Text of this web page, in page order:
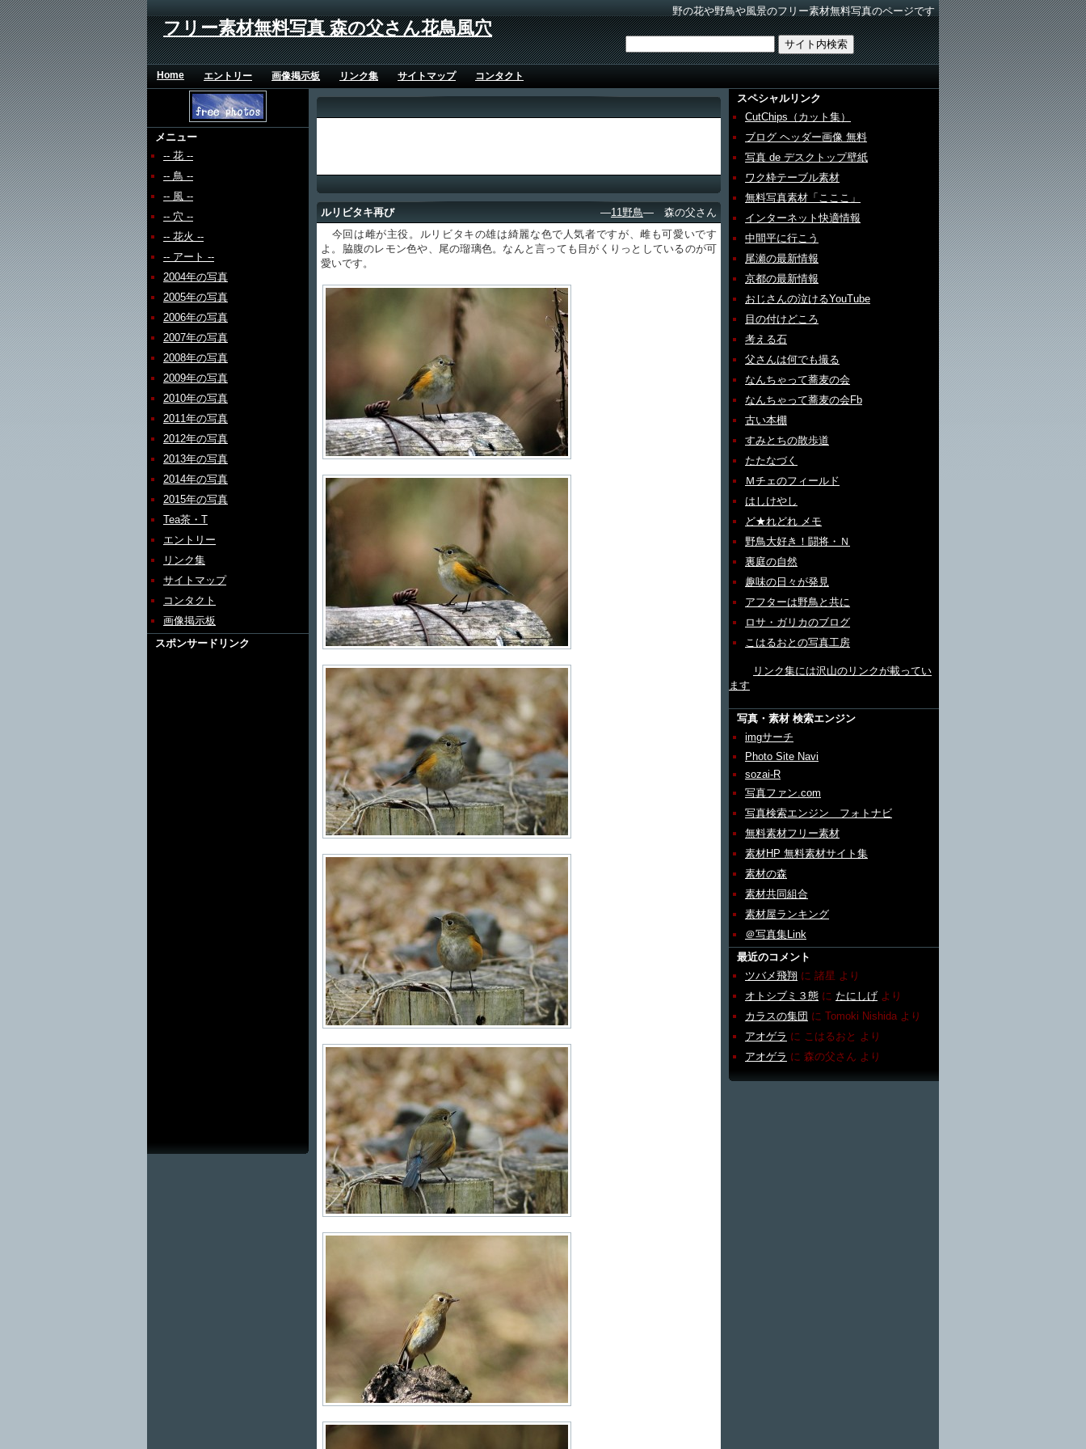
野の花や野鳥や風景のフリー素材無料写真のページです
フリー素材無料写真 森の父さん花鳥風穴
Home エントリー 画像掲示板 リンク集 サイトマップ コンタクト
メニュー
-- 花 --
-- 鳥 --
-- 風 --
-- 穴 --
-- 花火 --
-- アート --
2004年の写真
2005年の写真
2006年の写真
2007年の写真
2008年の写真
2009年の写真
2010年の写真
2011年の写真
2012年の写真
2013年の写真
2014年の写真
2015年の写真
Tea茶・T
エントリー
リンク集
サイトマップ
コンタクト
画像掲示板
スポンサードリンク
ルリビタキ再び ―11野鳥― 森の父さん
今回は雌が主役。ルリビタキの雄は綺麗な色で人気者ですが、雌も可愛いです
よ。脇腹のレモン色や、尾の瑠璃色。なんと言っても目がくりっとしているのが可
愛いです。
スペシャルリンク
CutChips（カット集）
ブログ ヘッダー画像 無料
写真 de デスクトップ壁紙
ワク枠テーブル素材
無料写真素材「こここ」
インターネット快適情報
中間平に行こう
尾瀬の最新情報
京都の最新情報
おじさんの泣けるYouTube
目の付けどころ
考える石
父さんは何でも撮る
なんちゃって蕎麦の会
なんちゃって蕎麦の会Fb
古い本棚
すみとちの散歩道
たたなづく
Ｍチェのフィールド
はしけやし
ど★れどれ メモ
野鳥大好き！闘将・Ｎ
裏庭の自然
趣味の日々が発見
アフターは野鳥と共に
ロサ・ガリカのブログ
こはるおとの写真工房
リンク集には沢山のリンクが載ってい
ます
写真・素材 検索エンジン
imgサーチ
Photo Site Navi
sozai-R
写真ファン.com
写真検索エンジン フォトナビ
無料素材フリー素材
素材HP 無料素材サイト集
素材の森
素材共同組合
素材屋ランキング
＠写真集Link
最近のコメント
ツバメ飛翔 に 諸星 より
オトシブミ３態 に たにしげ より
カラスの集団 に Tomoki Nishida より
アオゲラ に こはるおと より
アオゲラ に 森の父さん より